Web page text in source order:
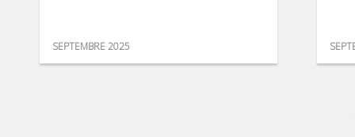
SEPTEMBRE 2025